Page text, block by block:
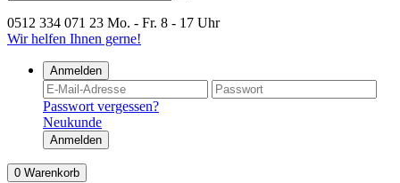
0512 334 071 23 Mo. - Fr. 8 - 17 Uhr
Wir helfen Ihnen gerne!
Anmelden
Passwort vergessen?
Neukunde
Anmelden
0 Warenkorb